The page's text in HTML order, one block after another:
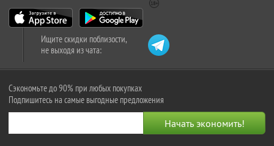
Ищите скидки поблизости,
не выходя из чата:
Сэкономьте до 90% при любых покупках
Подпишитесь на самые выгодные предложения